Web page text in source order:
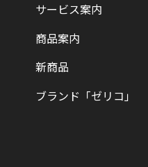
サービス案内
商品案内
新商品
ブランド「ゼリコ」